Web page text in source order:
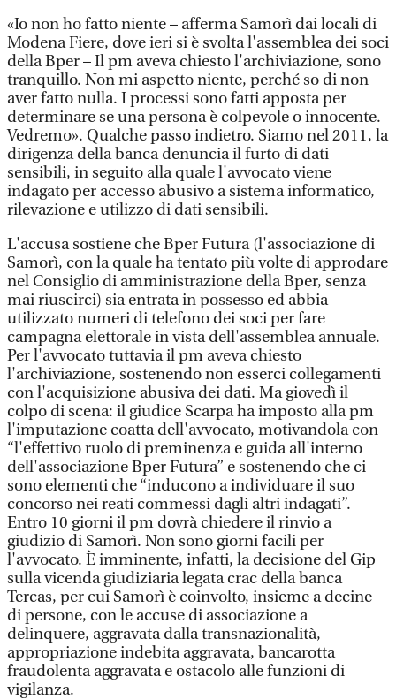
«Io non ho fatto niente – afferma Samorì dai locali di
Modena Fiere, dove ieri si è svolta l'assemblea dei soci
della Bper – Il pm aveva chiesto l'archiviazione, sono
tranquillo. Non mi aspetto niente, perché so di non
aver fatto nulla. I processi sono fatti apposta per
determinare se una persona è colpevole o innocente.
Vedremo». Qualche passo indietro. Siamo nel 2011, la
dirigenza della banca denuncia il furto di dati
sensibili, in seguito alla quale l'avvocato viene
indagato per accesso abusivo a sistema informatico,
rilevazione e utilizzo di dati sensibili.
L'accusa sostiene che Bper Futura (l'associazione di
Samorì, con la quale ha tentato più volte di approdare
nel Consiglio di amministrazione della Bper, senza
mai riuscirci) sia entrata in possesso ed abbia
utilizzato numeri di telefono dei soci per fare
campagna elettorale in vista dell'assemblea annuale.
Per l'avvocato tuttavia il pm aveva chiesto
l'archiviazione, sostenendo non esserci collegamenti
con l'acquisizione abusiva dei dati. Ma giovedì il
colpo di scena: il giudice Scarpa ha imposto alla pm
l'imputazione coatta dell'avvocato, motivandola con
“l'effettivo ruolo di preminenza e guida all'interno
dell'associazione Bper Futura” e sostenendo che ci
sono elementi che “inducono a individuare il suo
concorso nei reati commessi dagli altri indagati”.
Entro 10 giorni il pm dovrà chiedere il rinvio a
giudizio di Samorì. Non sono giorni facili per
l'avvocato. È imminente, infatti, la decisione del Gip
sulla vicenda giudiziaria legata crac della banca
Tercas, per cui Samorì è coinvolto, insieme a decine
di persone, con le accuse di associazione a
delinquere, aggravata dalla transnazionalità,
appropriazione indebita aggravata, bancarotta
fraudolenta aggravata e ostacolo alle funzioni di
vigilanza.